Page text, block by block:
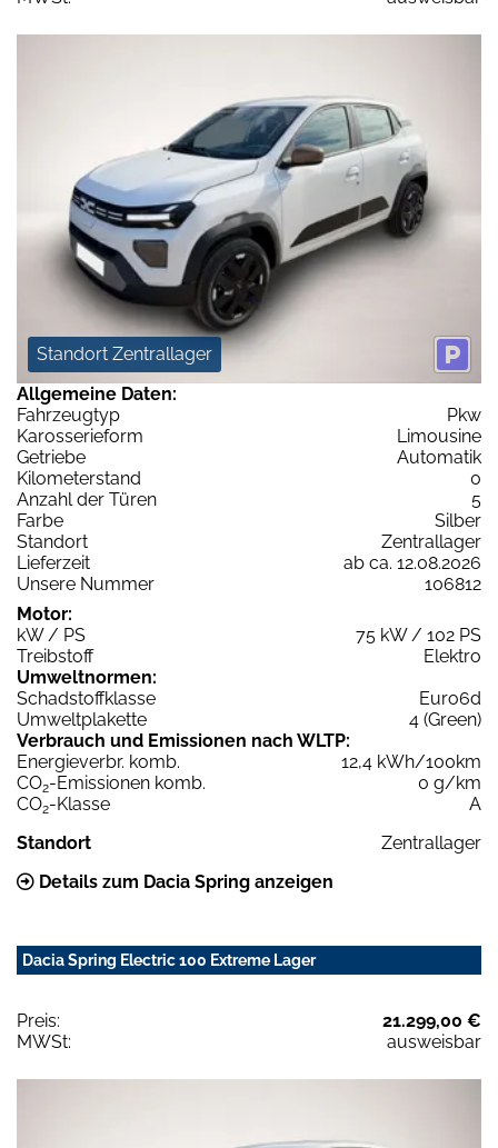
Standort Zentrallager
Allgemeine Daten:
Fahrzeugtyp
Pkw
Karosserieform
Limousine
Getriebe
Automatik
Kilometerstand
0
Anzahl der Türen
5
Farbe
Silber
Standort
Zentrallager
Lieferzeit
ab ca. 12.08.2026
Unsere Nummer
106812
Motor:
kW / PS
75 kW / 102 PS
Treibstoff
Elektro
Umweltnormen:
Schadstoffklasse
Euro6d
Umweltplakette
4 (Green)
Verbrauch und Emissionen nach WLTP:
Energieverbr. komb.
12,4 kWh/100km
CO2-Emissionen komb.
0 g/km
CO2-Klasse
A
Standort
Zentrallager
Details zum Dacia Spring anzeigen
Dacia Spring Electric 100 Extreme Lager
Preis:
21.299,00 €
MWSt:
ausweisbar